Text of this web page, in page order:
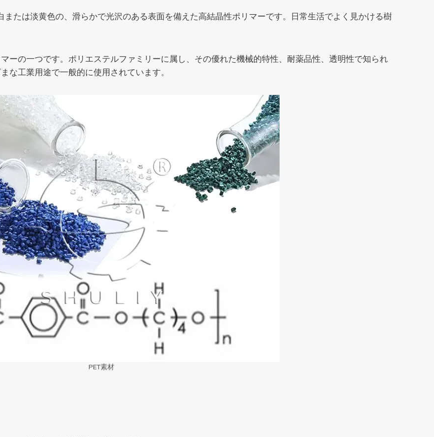
または淡黄色の、滑らかで光沢のある表面を備えた高結晶性ポリマーです。日常生活でよく見かける樹
ーの一つです。ポリエステルファミリーに属し、その優れた機械的特性、耐薬品性、透明性で知られ
な工業用途で一般的に使用されています。
PET素材